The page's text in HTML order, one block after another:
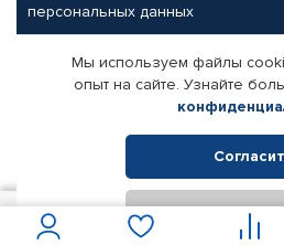
персональных данных
Партнерам
Корпоративным клиентам
Поставщикам
© КАМАЗ ЦЕНТР ДОНЕЦК, 2015-2026.
Интернет-магазин автомобильных
Мы используем файлы
опыт на сайте. Узнайте